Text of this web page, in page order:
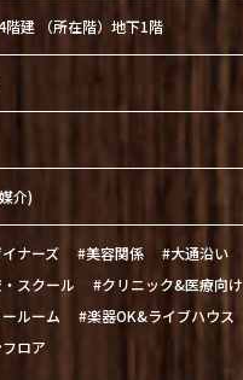
階建 （所在階）地下1階
介)
ナーズ #美容関係
#大通沿い
スクール
#クリニック&医療向け
ルーム
#楽器OK&ライブハウス
ロア